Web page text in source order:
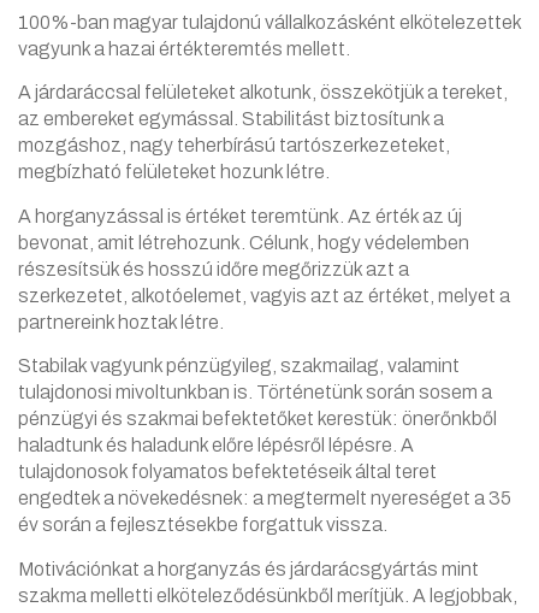
100%-ban magyar tulajdonú vállalkozásként elkötelezettek
vagyunk a hazai értékteremtés mellett.
A járdaráccsal felületeket alkotunk, összekötjük a tereket,
az embereket egymással. Stabilitást biztosítunk a
mozgáshoz, nagy teherbírású tartószerkezeteket,
megbízható felületeket hozunk létre.
A horganyzással is értéket teremtünk. Az érték az új
bevonat, amit létrehozunk. Célunk, hogy védelemben
részesítsük és hosszú időre megőrizzük azt a
szerkezetet, alkotóelemet, vagyis azt az értéket, melyet a
partnereink hoztak létre.
Stabilak vagyunk pénzügyileg, szakmailag, valamint
tulajdonosi mivoltunkban is. Történetünk során sosem a
pénzügyi és szakmai befektetőket kerestük: önerőnkből
haladtunk és haladunk előre lépésről lépésre. A
tulajdonosok folyamatos befektetéseik által teret
engedtek a növekedésnek: a megtermelt nyereséget a 35
év során a fejlesztésekbe forgattuk vissza.
Motivációnkat a horganyzás és járdarácsgyártás mint
szakma melletti elköteleződésünkből merítjük. A legjobbak,